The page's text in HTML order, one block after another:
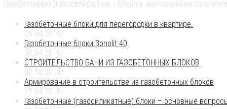
Газобетонные (газосиликатные ) блоки в малоэтажном
Газобетонные блоки для перегородки в квартире.
26.04.2019/
Газобетонные блоки Bonolit 40
07.04.2019/
СТРОИТЕЛЬСТВО БАНИ ИЗ ГАЗОБЕТОННЫХ БЛОКОВ
02.10.2018/
Армирование в строительстве из газобетонных блоков
22.04.2018/
Газобетонные (газосиликатные) блоки – основные